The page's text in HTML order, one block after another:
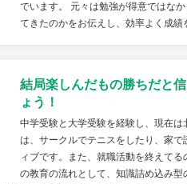
でいます。 元々は勉強が得意ではな
てきたのかをお伝えし、効率よく成績
結局楽しんだもの勝ちだと
ょう！
中学受験と大学受験を経験し、現在
は、サークルでテニスをしたり、家
ィブです。また、就職活動を終えて
の教育の流れとして、知識詰め込み